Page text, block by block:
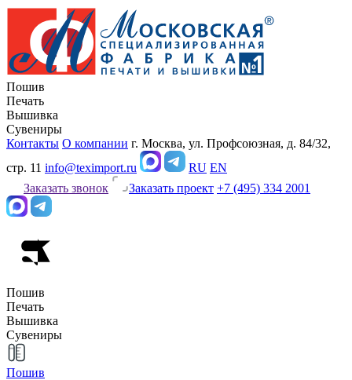
Пошив
Печать
Вышивка
Сувениры
Контакты О компании г. Москва, ул. Профсоюзная, д. 84/32,
стр. 11 info@teximport.ru RU EN
Заказать звонок
Заказать проект +7 (495) 334 2001
Пошив
Печать
Вышивка
Сувениры
Пошив